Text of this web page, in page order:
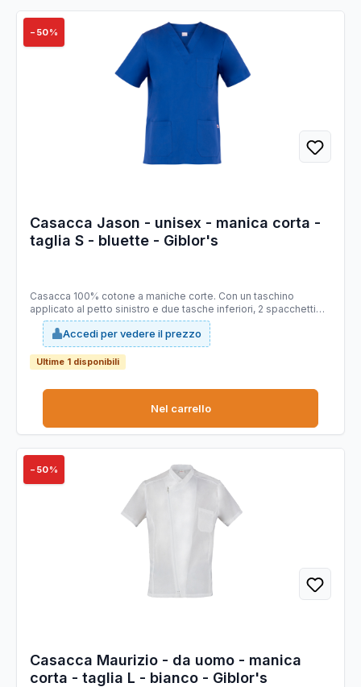
−50%
Casacca Jason - unisex - manica corta -
taglia S - bluette - Giblor's
Casacca 100% cotone a maniche corte. Con un taschino
applicato al petto sinistro e due tasche inferiori, 2 spacchetti
laterali. Ideale per abiente ospedaliero. Taglie disponibili: da
XS -4XL. Slim Fit.
Accedi per vedere il prezzo
Ultime 1 disponibili
Nel carrello
−50%
Casacca Maurizio - da uomo - manica
corta - taglia L - bianco - Giblor's